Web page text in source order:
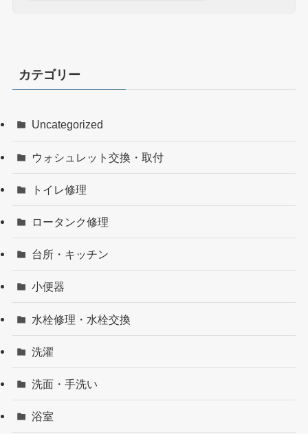
カテゴリー
Uncategorized
ウォシュレット交換・取付
トイレ修理
ロータンク修理
台所・キッチン
小便器
水栓修理・水栓交換
洗濯
洗面・手洗い
浴室